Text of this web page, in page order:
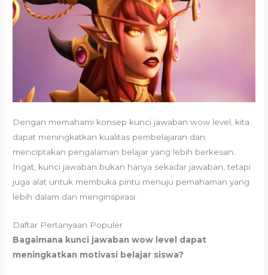
Dengan memahami konsep kunci jawaban wow level, kita
dapat meningkatkan kualitas pembelajaran dan
menciptakan pengalaman belajar yang lebih berkesan.
Ingat, kunci jawaban bukan hanya sekadar jawaban, tetapi
juga alat untuk membuka pintu menuju pemahaman yang
lebih dalam dan menginspirasi.
Daftar Pertanyaan Populer
Bagaimana kunci jawaban wow level dapat
meningkatkan motivasi belajar siswa?